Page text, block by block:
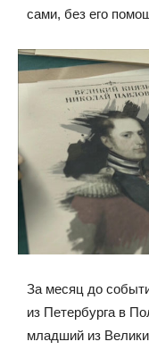
сами, без его
За месяц до
из Петербурга в
младший из